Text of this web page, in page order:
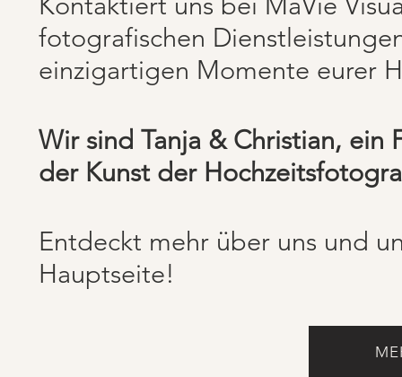
fotografischen
einzigartigen Momente eurer
Wir sind Tanja & Christian, ein
der Kunst der
Entdeckt mehr über uns und
Hauptseite!